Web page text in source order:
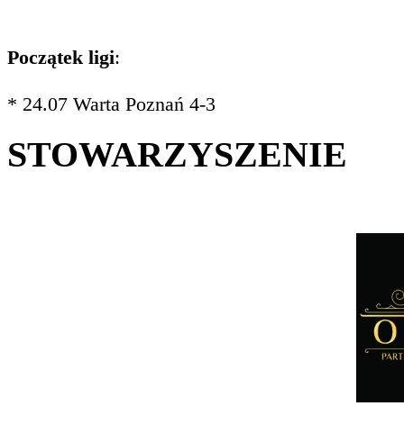
Początek ligi:
* 24.07 Warta Poznań 4-3
STOWARZYSZENIE